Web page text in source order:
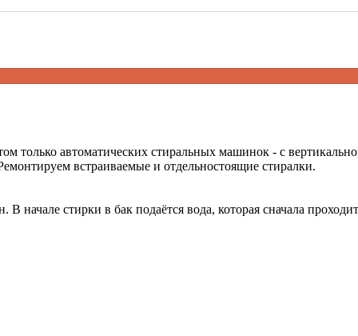
только автоматических стиральных машинок - с
встраиваемые и отдельностоящие стиралки.
начале стирки в бак подаётся вода, которая сначала проходит